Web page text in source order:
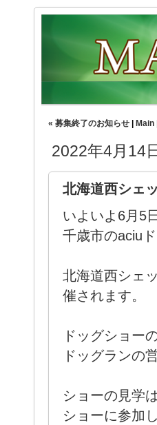
« 募集終了のお知らせ Main
2022年4月14
北海道西シェ
いよいよ6月5
千歳市のaciu
北海道西シェ
催されます。
ドッグショー
ドッグランの
ショーの見学
ショーに参加